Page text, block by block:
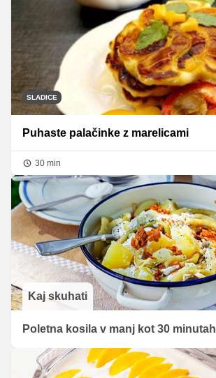
SLADICE
Puhaste palačinke z marelicami
30 min
Kaj skuhati
Poletna kosila v manj kot 30 minutah